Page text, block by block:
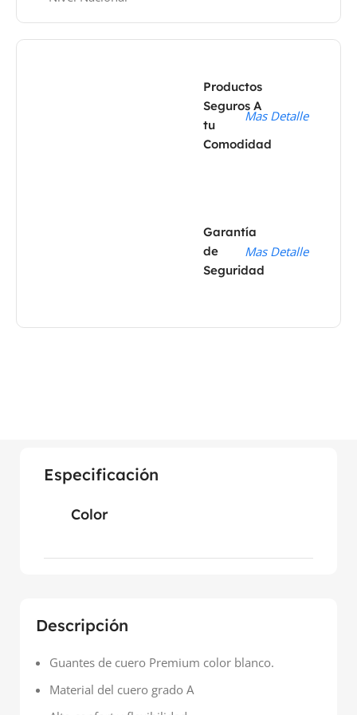
Productos
Seguros A
tu
Comodidad
Mas Detalle
Garantía
de
Seguridad
Mas Detalle
Descripción
Guantes de cuero Premium color blanco.
Material del cuero grado A
Especificación
Color